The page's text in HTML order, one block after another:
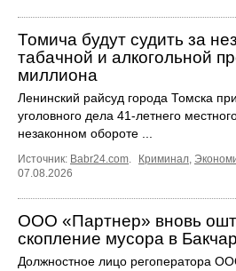
Томича будут судить за
табачной и алкогольной
миллиона
Ленинский райсуд города Томска
уголовного дела 41-летнего
незаконном обороте ...
Источник: Babr24.com. Криминал,
07.08.2026
ООО «Партнер» вновь
скопление мусора в
Должностное лицо регоператора